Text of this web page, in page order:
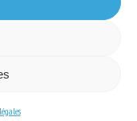
-Cookies